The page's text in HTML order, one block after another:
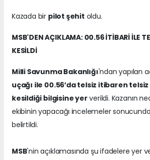
Kazada bir pilot şehit oldu.
MSB'DEN AÇIKLAMA: 00.56 İTİBARİ İLE
KESİLDİ
Milli Savunma Bakanlığı'ndan yapılan
uçağı ile 00.56’da telsiz itibaren
kesildiği bilgisine yer verildi. Kazanın
ekibinin yapacağı incelemeler
belirtildi.
MSB'nin açıklamasında şu ifadelere yer